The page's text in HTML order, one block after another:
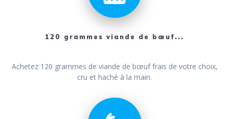
120 grammes viande de bœuf...
Achetez 120 grammes de viande de bœuf frais de votre choix,
cru et haché à la main.